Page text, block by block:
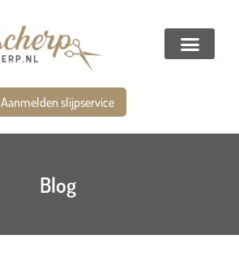
Aanmelden slijpservice
Blog